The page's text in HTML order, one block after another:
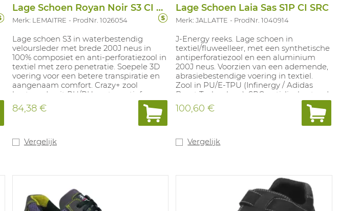
Lage Schoen Royan Noir S3 CI SRC
Merk: LEMAITRE ProdNr. 1026054
Lage schoen S3 in waterbestendig
veloursleder met brede 200J neus in
100% composiet en anti-perforatiezool in
textiel met zero penetratie. Soepele 3D
voering voor een betere transpiratie en
aangenaam comfort. Crazy+ zool
bestaande uit PU/PU met sportief
design en goede antislipweerstand.
Uitneembare en antibacteriële inlegzool
84,38 €
Vergelijk
Lage Schoen Laia Sas S1P CI SRC
Merk: JALLATTE ProdNr. 1040914
J-Energy reeks. Lage schoen in
textiel/fluweelleer, met een synthetische
antiperforatiezool en een aluminium
200J neus. Voorzien van een ademende,
abrasiebestendige voering in textiel.
Zool in PU/E-TPU (Infinergy / Adidas
Boost Technology), SRC antislip, bestand
tegen oliën en zuren. Uitneembare
inlegzool in polyurethaan met textiel
100,60 €
Vergelijk